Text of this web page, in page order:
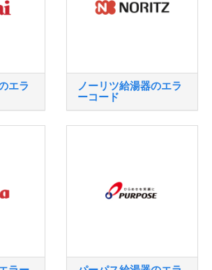
エラ
ノーリツ給湯器のエラ
ーコード